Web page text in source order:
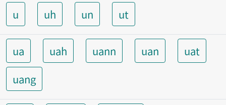
u uh un ut
ua uah uann uan
uat
uang